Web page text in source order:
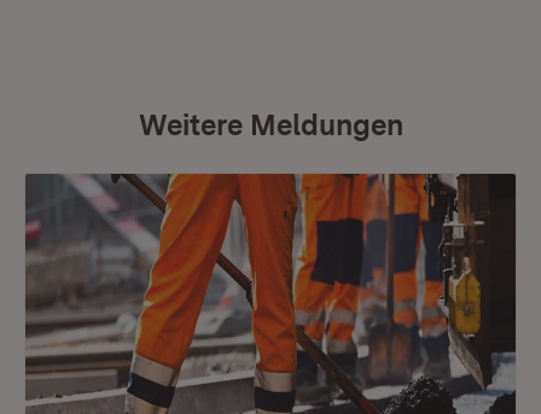
Weitere Meldungen